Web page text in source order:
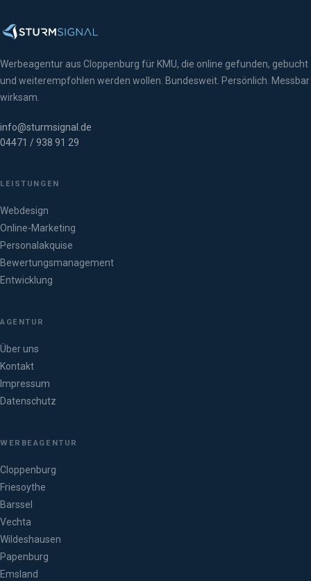
Werbeagentur aus Cloppenburg für KMU, die online gefunden, gebucht
und weiterempfohlen werden wollen. Bundesweit. Persönlich. Messbar
wirksam.
info@sturmsignal.de
04471 / 938 91 29
LEISTUNGEN
Webdesign
Online-Marketing
Personalakquise
Bewertungsmanagement
Entwicklung
AGENTUR
Über uns
Kontakt
Impressum
Datenschutz
WERBEAGENTUR
Cloppenburg
Friesoythe
Barssel
Vechta
Wildeshausen
Papenburg
Emsland